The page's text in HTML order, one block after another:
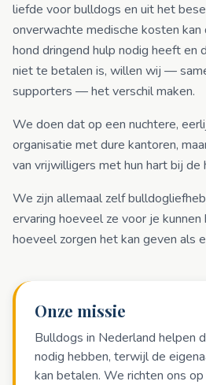
liefde voor bulldogs en uit het
onverwachte medische kosten kan
hond dringend hulp nodig heeft en
niet te betalen is, willen wij —
supporters — het verschil maken.
We doen dat op een nuchtere,
organisatie met dure kantoren,
van vrijwilligers met hun hart bij de
We zijn allemaal zelf
ervaring hoeveel ze voor je
hoeveel zorgen het kan geven als
Onze missie
Bulldogs in Nederland helpen
nodig hebben, terwijl de
kan betalen. We richten ons